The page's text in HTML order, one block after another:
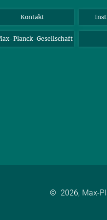
Kontakt
Planck-Gesellschaft
© 2026, Max-